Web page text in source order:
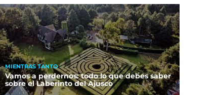
MIENTRAS TANTO
Vamos a perdernos: todo lo que debes saber
sobre el Laberinto del Ajusco